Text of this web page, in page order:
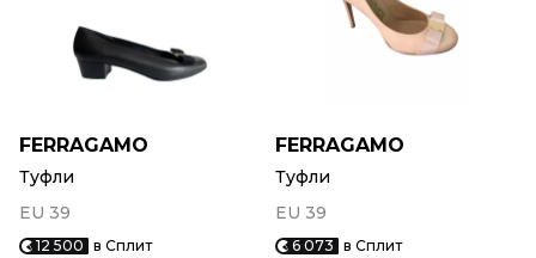
FERRAGAMO
Туфли
EU 39
12 500 в Сплит
FERRAGAMO
Туфли
EU 39
6 073 в Сплит